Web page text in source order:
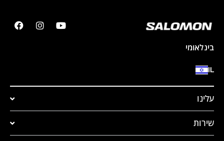
בינלאומי
IL
עלינו
שירות